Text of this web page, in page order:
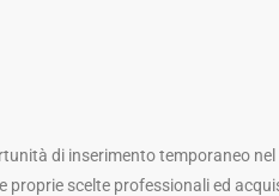
di inserimento temporaneo
scelte professionali ed